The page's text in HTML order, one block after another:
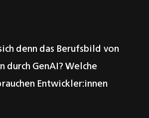
denn das Berufsbild von
durch GenAI? Welche
Entwickler:innen